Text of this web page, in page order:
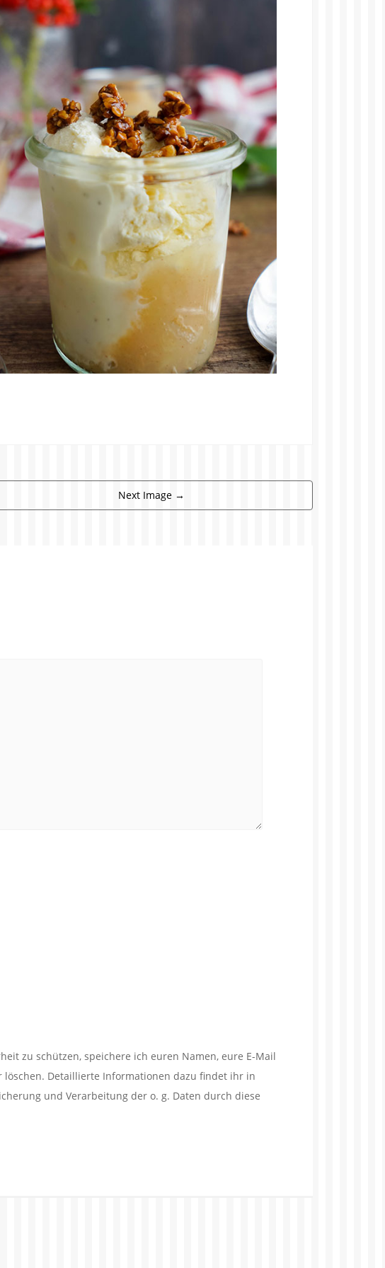
Next Image →
zu schützen, speichere ich euren Namen, eure E-Mail
Detaillierte Informationen dazu findet ihr in
und Verarbeitung der o. g. Daten durch diese